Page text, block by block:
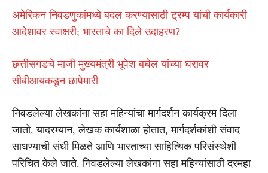
अमेरिकन निवडणुकांमध्ये बदल करण्यासाठी ट्रम्प यांची कार्यकारी
आदेशावर स्वाक्षरी; भारताचे का दिले उदाहरण?
छत्तीसगडचे माजी मुख्यमंत्री भूपेश बघेल यांच्या घरावर
सीबीआयकडून छापेमारी
निवडलेल्या लेखकांना सहा महिन्यांचा मार्गदर्शन कार्यक्रम दिला
जातो. यादरम्यान, लेखक कार्यशाळा होतात, मार्गदर्शकांशी संवाद
साधण्याची संधी मिळते आणि भारताच्या साहित्यिक परिसंस्थेशी
परिचित केले जाते. निवडलेल्या लेखकांना सहा महिन्यांसाठी दरमहा